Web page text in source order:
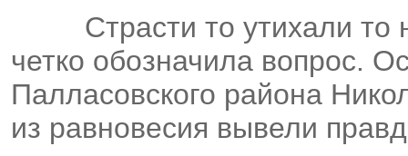
Страсти то утихали то
четко обозначила вопрос.
Палласовского района
из равновесия вывели